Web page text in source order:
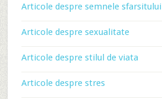
Articole despre semnele sfarsitului
Articole despre sexualitate
Articole despre stilul de viata
Articole despre stres